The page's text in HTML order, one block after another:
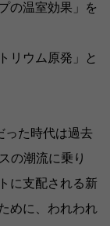
の温室効果」を
リウム原発」と
った時代は過去
の潮流に乗り
に支配される新
めに、われわれ